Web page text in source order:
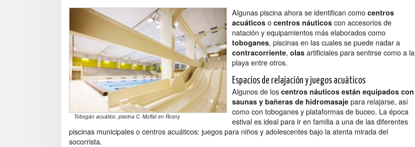
Tobogán acuático, piscina C. Muffat en Rosny
Algunas piscina ahora se identifican como centros
acuáticos o centros náuticos con accesorios de
natación y equipamientos más elaborados como
toboganes, piscinas en las cuales se puede nadar a
contracorriente, olas artificiales para sentirse como a la
playa entre otros.
Espacios de relajación y juegos acuáticos
Algunos de los centros náuticos están equipados con
saunas y bañeras de hidromasaje para relajarse, así
como con toboganes y plataformas de buceo. La época
estival es ideal para ir en familia a una de las diferentes
piscinas municipales o centros acuáticos: juegos para niños y adolescentes bajo la atenta mirada del
socorrista.